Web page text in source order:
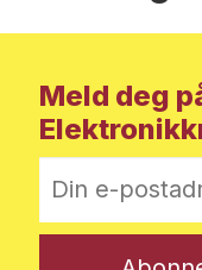
Meld deg